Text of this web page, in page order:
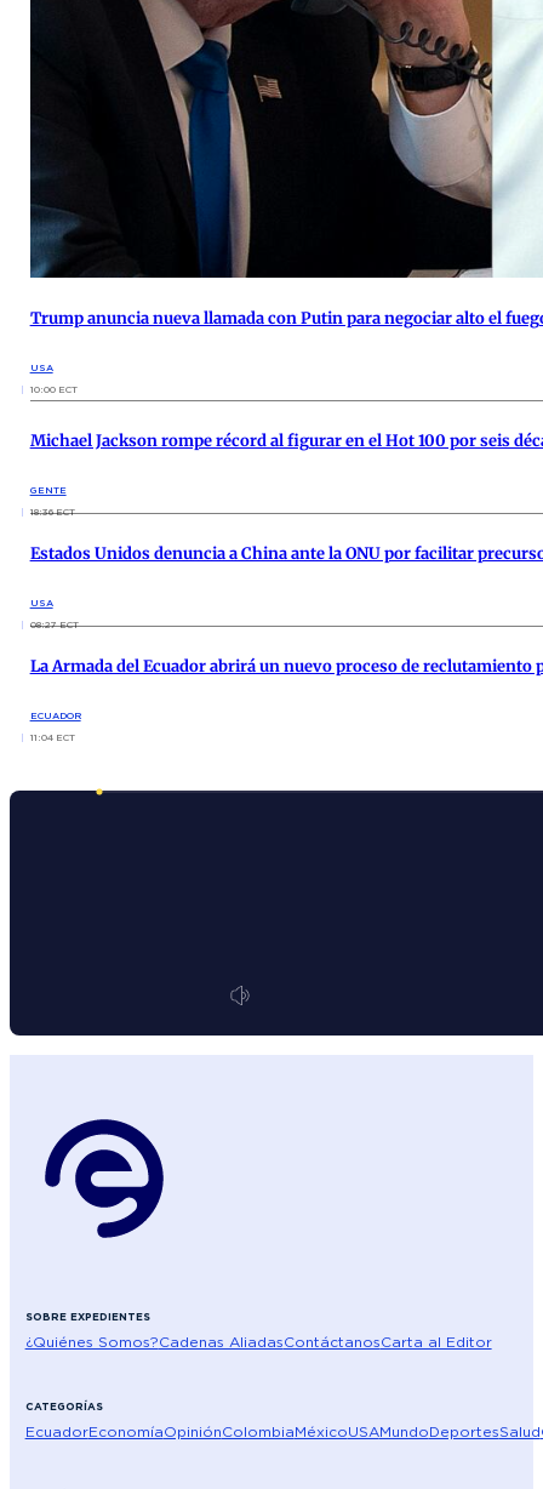
Trump anuncia nueva llamada con Putin para negociar alto el
USA
10:00 ECT
Michael Jackson rompe récord al figurar en el Hot 100 por seis
GENTE
18:36 ECT
Estados Unidos denuncia a China ante la ONU por facilitar
USA
08:27 ECT
La Armada del Ecuador abrirá un nuevo proceso de reclutamiento
ECUADOR
11:04 ECT
SOBRE EXPEDIENTES
¿Quiénes Somos?Cadenas AliadasContáctanosCarta al Editor
CATEGORÍAS
EcuadorEconomíaOpiniónColombiaMéxicoUSAMundoDeportesSalud